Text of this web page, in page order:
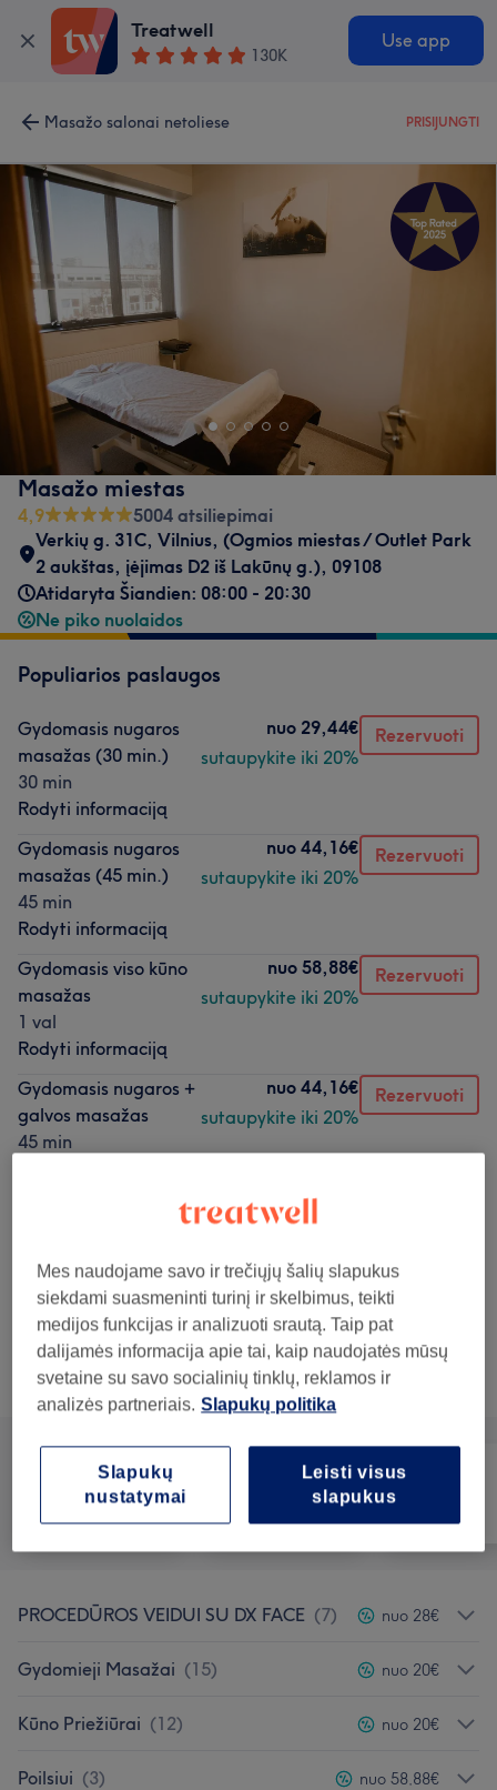
Treatwell
130K
Use app
Masažo salonai netoliese PRISIJUNGTI
Masažo miestas
4,9
5004 atsiliepimai
Verkių g. 31C, Vilnius, (Ogmios miestas / Outlet Park
2 aukštas, įėjimas D2 iš Lakūnų g.), 09108
Atidaryta Šiandien: 08:00 - 20:30
Ne piko nuolaidos
Populiarios paslaugos
Gydomasis nugaros
masažas (30 min.)
30 min
Rodyti informaciją
nuo 29,44€
sutaupykite iki 20%
Rezervuoti
Gydomasis nugaros
masažas (45 min.)
45 min
Rodyti informaciją
nuo 44,16€
sutaupykite iki 20%
Rezervuoti
Gydomasis viso kūno
masažas
1 val
Rodyti informaciją
nuo 58,88€
sutaupykite iki 20%
Rezervuoti
Gydomasis nugaros +
galvos masažas
45 min
nuo 44,16€
sutaupykite iki 20%
Rezervuoti
Japoniškas terapinis
KOBIDO (60 min.)
1 val
Rodyti informaciją
nuo
Teikiamos paslaugos
Visos paslaugos
PROCEDŪROS VEIDUI SU DX FACE (7) nuo 28€
Gydomieji Masažai (15) nuo 20€
Kūno Priežiūrai (12) nuo 20€
Poilsiui (3) nuo 58,88€
Mes naudojame savo ir trečiųjų šalių slapukus
siekdami suasmeninti turinį ir skelbimus, teikti
medijos funkcijas ir analizuoti srautą. Taip pat
dalijamės informacija apie tai, kaip naudojatės mūsų
svetaine su savo socialinių tinklų, reklamos ir
analizės partneriais. Slapukų politika
Leisti visus
slapukus
Slapukų
nustatymai